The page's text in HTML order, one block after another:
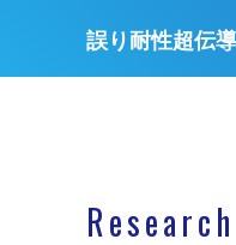
誤り耐性超伝
Research